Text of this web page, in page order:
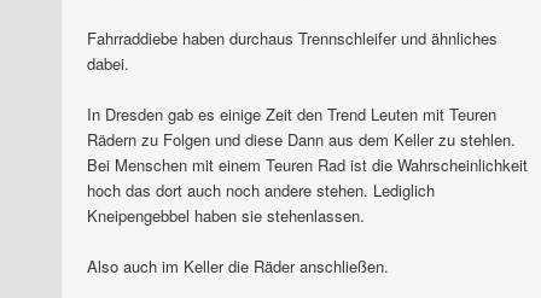
Fahrraddiebe haben durchaus Trennschleifer und ähnliches
dabei.
In Dresden gab es einige Zeit den Trend Leuten mit Teuren
Rädern zu Folgen und diese Dann aus dem Keller zu stehlen.
Bei Menschen mit einem Teuren Rad ist die Wahrscheinlichkeit
hoch das dort auch noch andere stehen. Lediglich
Kneipengebbel haben sie stehenlassen.
Also auch im Keller die Räder anschließen.